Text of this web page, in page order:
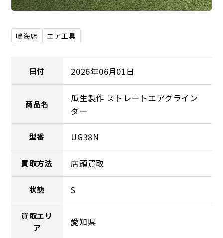
鳴海店 エア工具
日付 2026年06月01日
商品名
瓜生製作 ストレートエアグライン
ダー
型番 UG38N
買取方法 店頭買取
状態 S
買取エリ
ア
愛知県